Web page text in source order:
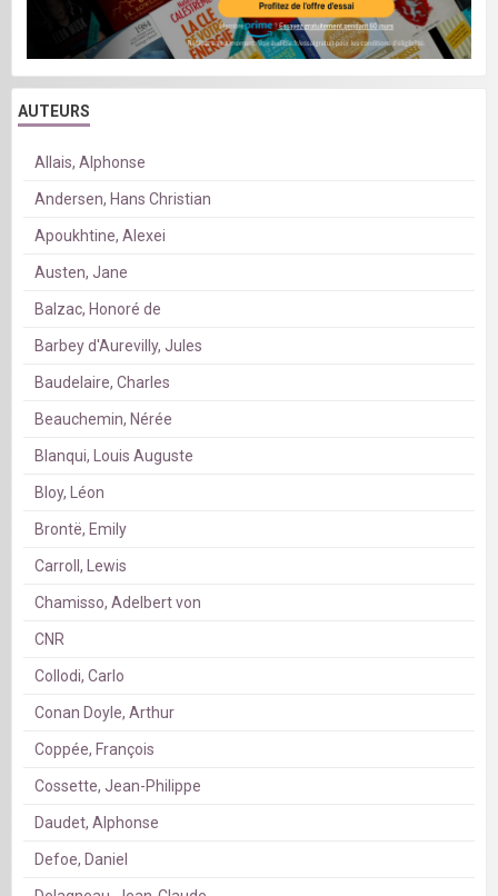
AUTEURS
Allais, Alphonse
Andersen, Hans Christian
Apoukhtine, Alexei
Austen, Jane
Balzac, Honoré de
Barbey d'Aurevilly, Jules
Baudelaire, Charles
Beauchemin, Nérée
Blanqui, Louis Auguste
Bloy, Léon
Brontë, Emily
Carroll, Lewis
Chamisso, Adelbert von
CNR
Collodi, Carlo
Conan Doyle, Arthur
Coppée, François
Cossette, Jean-Philippe
Daudet, Alphonse
Defoe, Daniel